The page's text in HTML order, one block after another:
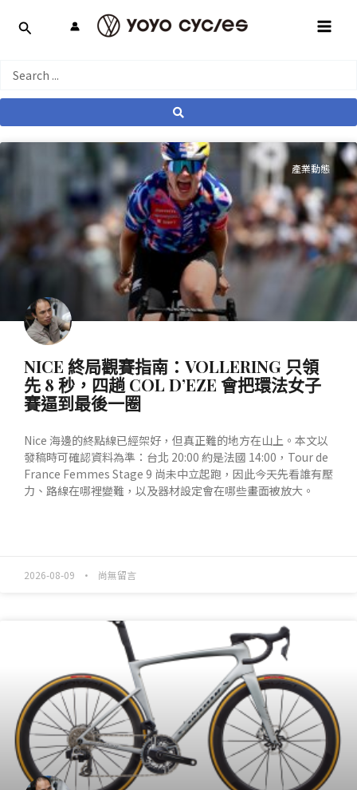
Search
產業動態
NICE 終局觀賽指南：VOLLERING 只領
先 8 秒，四趟 COL D’EZE 會把環法女子
賽逼到最後一圈
Nice 海邊的終點線已經架好，但真正難的地方在山上。本文以
發稿時可確認資料為準：台北 20:00 約是法國 14:00，Tour de
France Femmes Stage 9 尚未中立起跑，因此今天先看誰有壓
力、路線在哪裡變難，以及器材設定會在哪些畫面被放大。
2026-08-09 尚無留言